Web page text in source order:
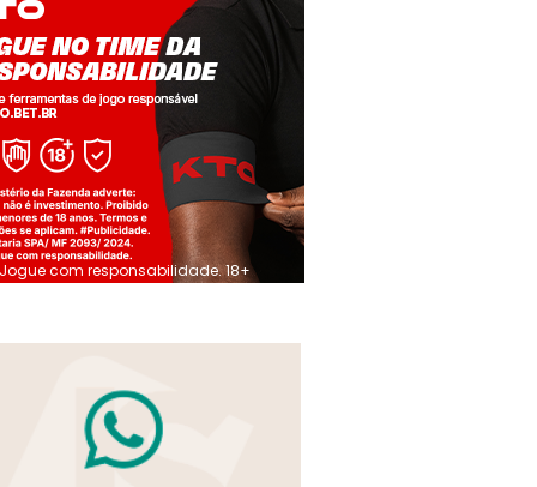
Jogue com responsabilidade. 18+